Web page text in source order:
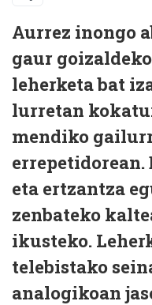
Aurrez inongo
gaur
leherketa bat
lurretan
mendiko
eta ertzantza
zenbateko
ikusteko.
telebistako
analogikoan